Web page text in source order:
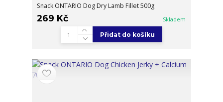
Snack ONTARIO Dog Dry Lamb Fillet 500g
269 Kč Skladem
Přidat do košíku